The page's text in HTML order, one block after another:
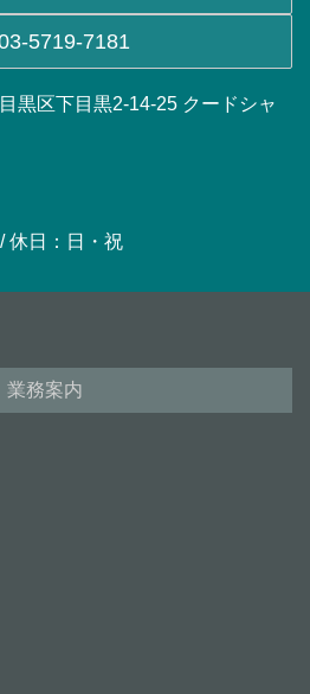
5719-7181
黒区下目黒2-14-25 クードシャ
休日：日・祝
業務案内